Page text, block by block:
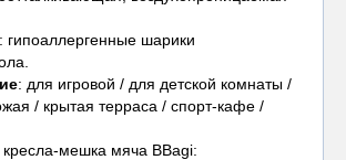
: гипоаллергенные шарики
: для игровой / для детской комнаты /
/ крытая терраса / спорт-кафе /
кресла-мешка мяча BBagi: